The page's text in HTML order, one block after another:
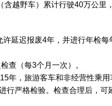
越野车）累计行驶40万公
延迟报废4年，并进行年检每
查（每3个月一次）。
，旅游客车和非经营性乘用
严格检验。检查合理后，